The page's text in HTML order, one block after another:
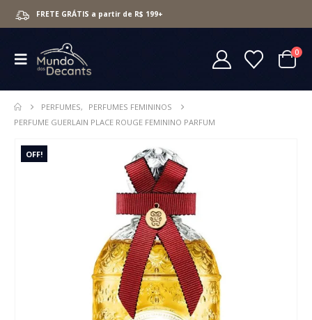
FRETE GRÁTIS a partir de R$ 199+
0
PERFUMES,
PERFUMES FEMININOS
PERFUME GUERLAIN PLACE ROUGE FEMININO PARFUM
OFF!